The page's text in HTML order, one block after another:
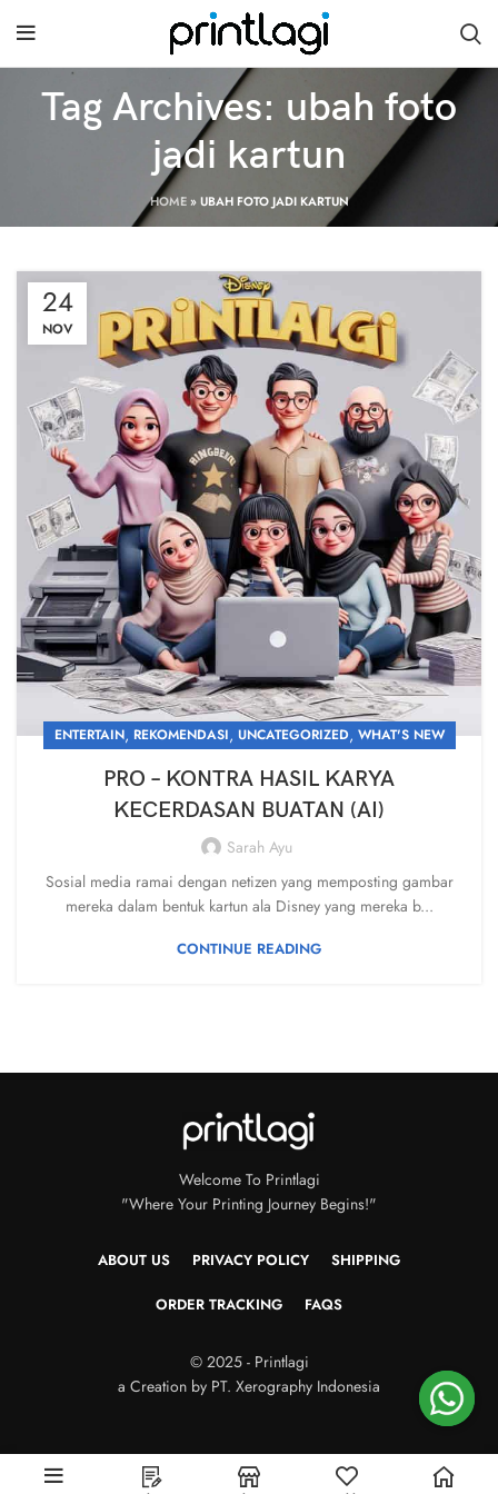
Tag Archives: ubah foto
jadi kartun
HOME»UBAH FOTO JADI KARTUN
24
NOV
ENTERTAIN, REKOMENDASI, UNCATEGORIZED, WHAT'S NEW
PRO – KONTRA HASIL KARYA
KECERDASAN BUATAN (AI)
Sarah Ayu
Sosial media ramai dengan netizen yang memposting gambar
mereka dalam bentuk kartun ala Disney yang mereka b...
CONTINUE READING
Welcome To Printlagi
"Where Your Printing Journey Begins!"
ABOUT US PRIVACY POLICY SHIPPING
ORDER TRACKING FAQS
© 2025 - Printlagi
a Creation by PT. Xerography Indonesia